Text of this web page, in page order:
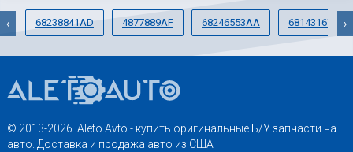
68238841AD 4877889AF 68246553AA 68143167AB
‹ ›
© 2013-2026. Aleto Avto - купить оригинальные Б/У запчасти на
авто. Доставка и продажа авто из США